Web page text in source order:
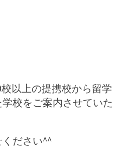
以上の提携校から留学
校をご案内させていた
ださい^^